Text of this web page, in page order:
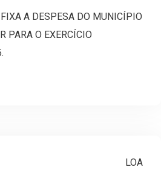
A DESPESA DO MUNICÍPIO
PARA O EXERCÍCIO
LOA